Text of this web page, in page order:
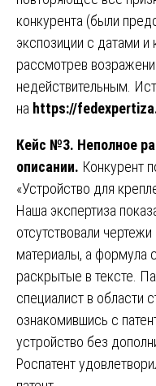
конкурента (были
экспозиции с датами и
рассмотрев
недействительным.
на https://
Кейс №3. Неполное
описании. Конкурент
«Устройство для
Наша экспертиза
отсутствовали
материалы, а формула
раскрытые в тексте.
специалист в области
ознакомившись с
устройство без
Роспатент